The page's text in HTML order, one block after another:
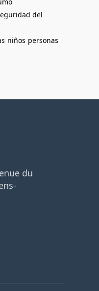
del
niños personas
du